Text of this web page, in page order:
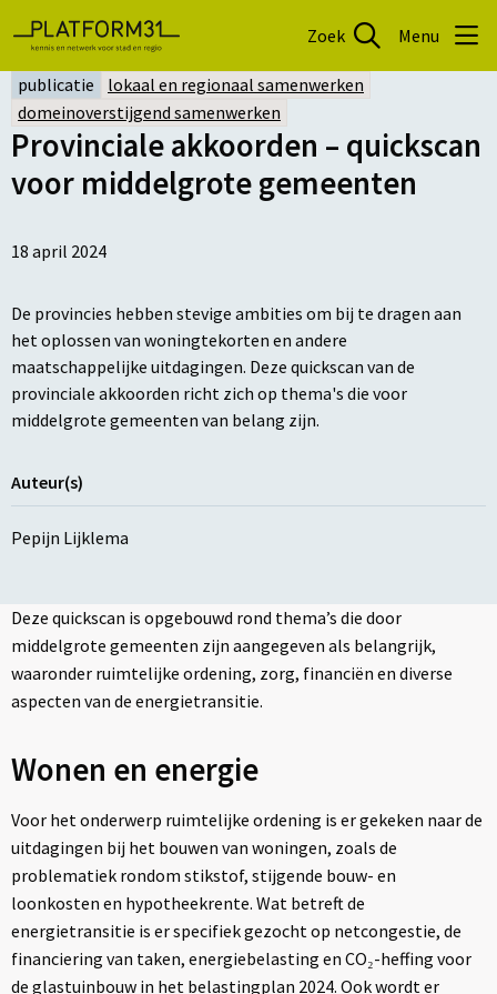
Zoek Menu
publicatie
lokaal en regionaal samenwerken
domeinoverstijgend samenwerken
Provinciale akkoorden – quickscan
voor middelgrote gemeenten
18 april 2024
De provincies hebben stevige ambities om bij te dragen aan
het oplossen van woningtekorten en andere
maatschappelijke uitdagingen. Deze quickscan van de
provinciale akkoorden richt zich op thema's die voor
middelgrote gemeenten van belang zijn.
Auteur(s)
Pepijn Lijklema
Deze quickscan is opgebouwd rond thema’s die door
middelgrote gemeenten zijn aangegeven als belangrijk,
waaronder ruimtelijke ordening, zorg, financiën en diverse
aspecten van de energietransitie.
Wonen en energie
Voor het onderwerp ruimtelijke ordening is er gekeken naar de
uitdagingen bij het bouwen van woningen, zoals de
problematiek rondom stikstof, stijgende bouw- en
loonkosten en hypotheekrente. Wat betreft de
energietransitie is er specifiek gezocht op netcongestie, de
financiering van taken, energiebelasting en CO₂-heffing voor
de glastuinbouw in het belastingplan 2024. Ook wordt er